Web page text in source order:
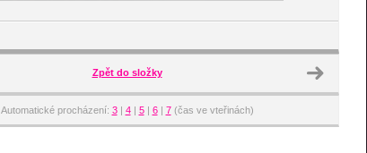
Zpět do složky
Automatické procházení: 3| 4| 5| 6| 7(čas ve vteřinách)